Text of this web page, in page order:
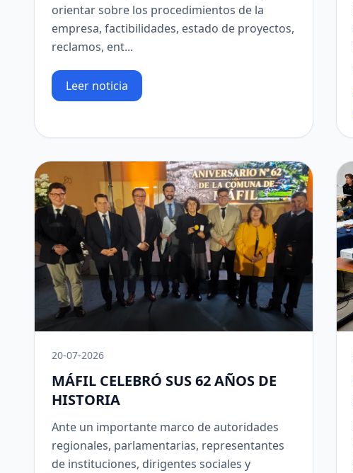
orientar sobre los procedimientos de la
empresa, factibilidades, estado de proyectos,
reclamos, ent...
Leer noticia
20-07-2026
MÁFIL CELEBRÓ SUS 62 AÑOS DE
HISTORIA
Ante un importante marco de autoridades
regionales, parlamentarias, representantes
de instituciones, dirigentes sociales y